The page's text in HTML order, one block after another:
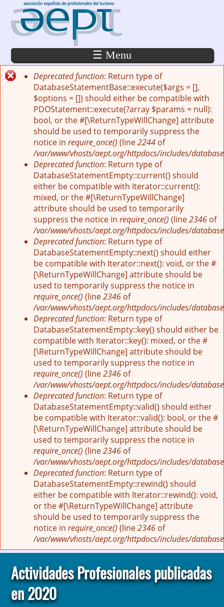
Pasar al contenido principal
☰ Menu
Mensaje de error
Deprecated function: Return type of
DatabaseStatementBase::execute($args = [],
$options = []) should either be compatible with
PDOStatement::execute(?array $params = null):
bool, or the #[\ReturnTypeWillChange] attribute
should be used to temporarily suppress the
notice in require_once() (line2244 of
/var/www/vhosts/aept.org/httpdocs/includes/
Deprecated function: Return type of
DatabaseStatementEmpty::current() should
either be compatible with Iterator::current():
mixed, or the #[\ReturnTypeWillChange]
attribute should be used to temporarily
suppress the notice in require_once() (line2346 of
/var/www/vhosts/aept.org/httpdocs/includes/
Deprecated function: Return type of
DatabaseStatementEmpty::next() should either
be compatible with Iterator::next(): void, or the #
[\ReturnTypeWillChange] attribute should be
used to temporarily suppress the notice in
require_once() (line2346 of
/var/www/vhosts/aept.org/httpdocs/includes/
Deprecated function: Return type of
DatabaseStatementEmpty::key() should either be
compatible with Iterator::key(): mixed, or the #
[\ReturnTypeWillChange] attribute should be
used to temporarily suppress the notice in
require_once() (line2346 of
/var/www/vhosts/aept.org/httpdocs/includes/
Deprecated function: Return type of
DatabaseStatementEmpty::valid() should either
be compatible with Iterator::valid(): bool, or the #
[\ReturnTypeWillChange] attribute should be
used to temporarily suppress the notice in
require_once() (line2346 of
/var/www/vhosts/aept.org/httpdocs/includes/
Deprecated function: Return type of
DatabaseStatementEmpty::rewind() should
either be compatible with Iterator::rewind(): void,
or the #[\ReturnTypeWillChange] attribute
should be used to temporarily suppress the
notice in require_once() (line2346 of
/var/www/vhosts/aept.org/httpdocs/includes/
Actividades Profesionales publicadas
en 2020